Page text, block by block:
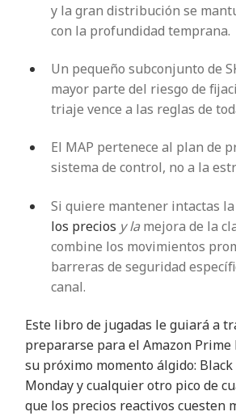
y la gran distribución se
con la profundidad temprana.
Un pequeño subconjunto de
mayor parte del riesgo de
triaje vence a las reglas de
El MAP pertenece al plan de
sistema de control, no a la
Si quiere mantener intactas
los precios y lamejora de la
combine los movimientos
barreras de seguridad
canal.
Este libro de jugadas le guiará a
prepararse para el Amazon
su próximo momento álgido: Black
Monday y cualquier otro pico de
que los precios reactivos cuesten